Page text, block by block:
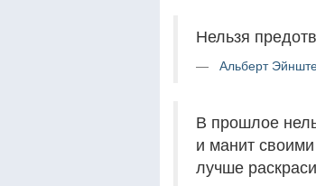
Нельзя
Альберт
В прошлое
и манит
лучше